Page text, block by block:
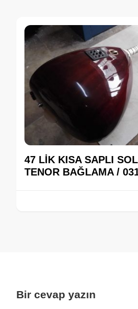
47 LİK KISA SAPLI
TENOR BAĞLAMA /
Bir cevap yazın